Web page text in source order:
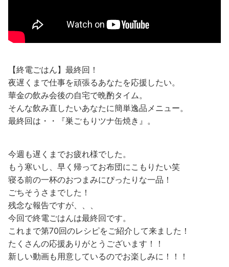
【終電ごはん】最終回！
夜遅くまで仕事を頑張るあなたを応援したい。
華金の飲み会後の自宅で晩酌タイム。
そんな飲み直したいあなたに簡単逸品メニュー。
最終回は・・『巣ごもりツナ缶焼き』。
今週も遅くまでお疲れ様でした。
もう寒いし、早く帰ってお布団にこもりたい笑
寝る前の一杯のおつまみにぴったりな一品！
ごちそうさまでした！
残念な報告ですが、、、
今回で終電ごはんは最終回です。
これまで第70回のレシピをご紹介して来ました！
たくさんの応援ありがとうございます！！
新しい動画も用意しているのでお楽しみに！！！